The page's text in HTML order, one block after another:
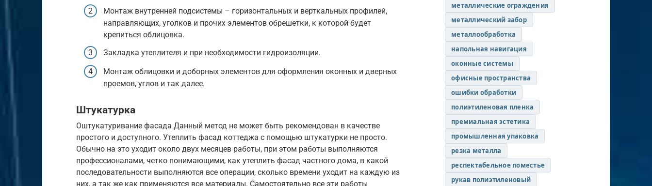
Монтаж внутренней подсистемы – горизонтальных и верткальных профилей,
направляющих, уголков и прочих элементов обрешетки, к которой будет
крепиться облицовка.
Закладка утеплителя и при необходимости гидроизоляции.
Монтаж облицовки и доборных элементов для оформления оконных и дверных
проемов, углов и так далее.
Штукатурка
Оштукатуривание фасада Данный метод не может быть рекомендован в качестве
простого и доступного. Утеплить фасад коттеджа с помощью штукатурки не просто.
Обычно на это уходит около двух месяцев работы, при этом работы выполняются
профессионалами, четко понимающими, как утеплить фасад частного дома, в какой
последовательности выполняются все операции, сколько времени уходит на каждую из
них, а так же как применяются все материалы. Самостоятельно все эти работы
металлические ограждения
металлический забор
металлообработка
напольная навигация
оконные системы
офисные пространства
ошибки обработки
полиэтиленовая пленка
премиальная эстетика
промышленная упаковка
резка металла
респектабельное поместье
рукав полиэтиленовый